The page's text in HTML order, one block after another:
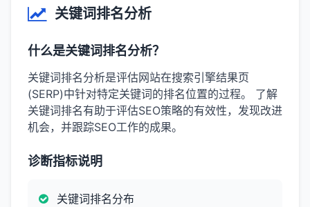
关键词排名分析
什么是关键词排名分析？
关键词排名分析是评估网站在搜索引擎结果页
(SERP)中针对特定关键词的排名位置的过程。 了解
关键词排名有助于评估SEO策略的有效性，发现改进
机会，并跟踪SEO工作的成果。
诊断指标说明
关键词排名分布